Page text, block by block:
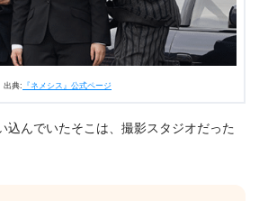
出典: 『ネメシス』公式ページ
込んでいたそこは、撮影スタジオだった